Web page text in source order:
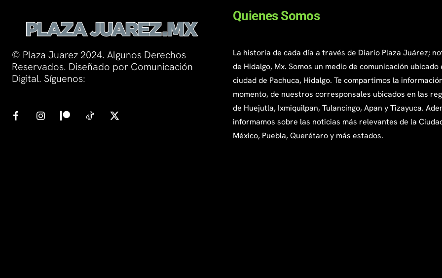
© Plaza Juarez 2024. Algunos Derechos
Reservados. Diseñado por Comunicación
Digital. Síguenos:
Quienes Somos
La historia de cada día a través de Diario Plaza Juárez;
de Hidalgo, Mx. Somos un medio de comunicación ubicado
ciudad de Pachuca, Hidalgo. Te compartimos la
momento, de nuestros corresponsales ubicados en las
de Huejutla, Ixmiquilpan, Tulancingo, Apan y Tizayuca.
informamos sobre las noticias más relevantes de la
México, Puebla, Querétaro y más estados.